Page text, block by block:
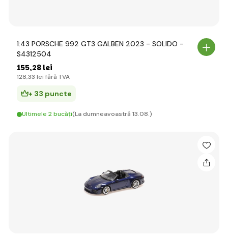
1:43 PORSCHE 992 GT3 GALBEN 2023 - SOLIDO -
S4312504
155,28 lei
128,33 lei fără TVA
+ 33 puncte
Ultimele 2 bucăți(La dumneavoastră 13.08.)